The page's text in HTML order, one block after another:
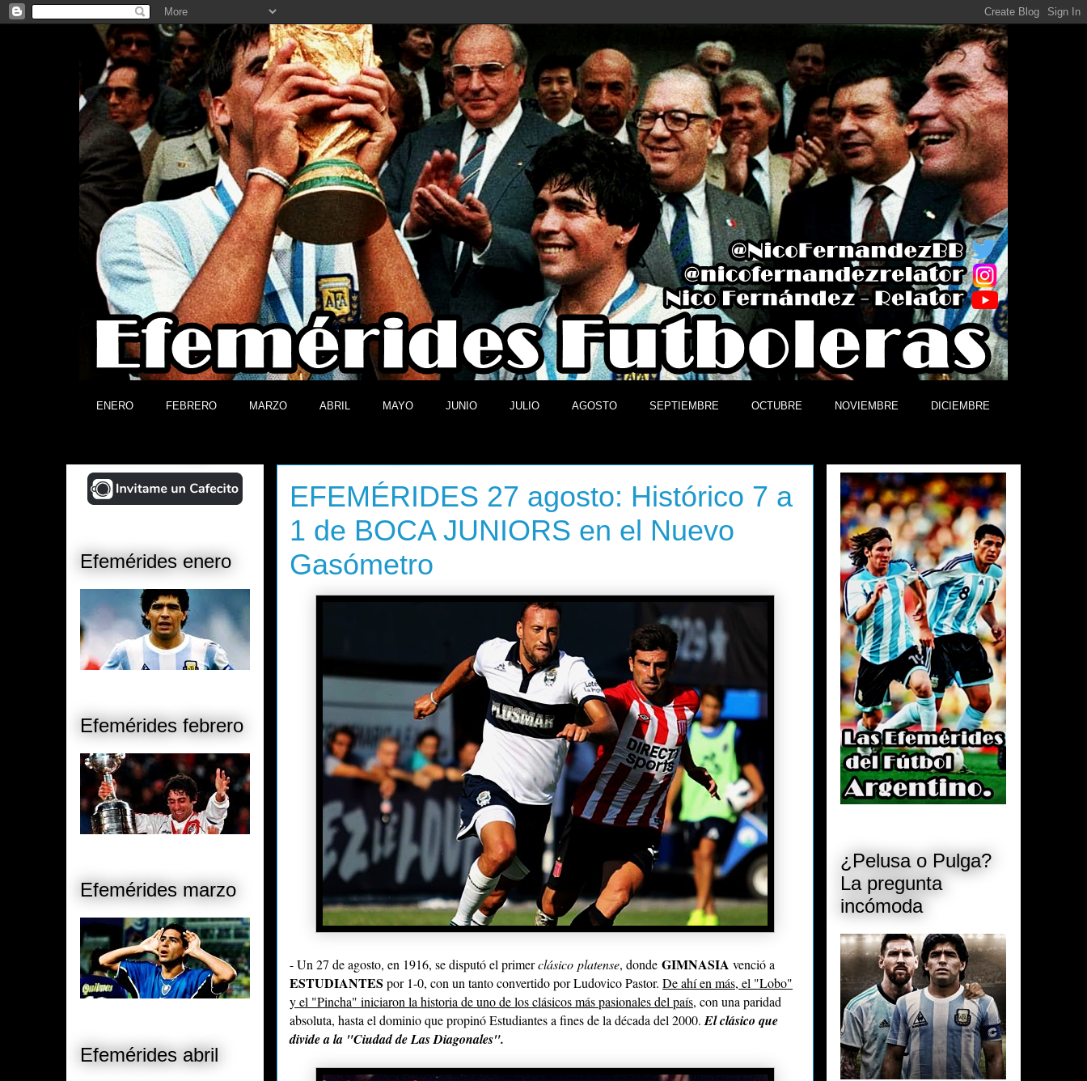
ENERO FEBRERO MARZO ABRIL MAYO JUNIO JULIO AGOSTO SEPTIEMBRE OCTUBRE NOVIEMBRE DICIEMBRE
EFEMÉRIDES 27 agosto: Histórico 7 a
1 de BOCA JUNIORS en el Nuevo
Gasómetro
- Un 27 de agosto, en 1916, se disputó el primerclásico platense, donde GIMNASIA venció a
ESTUDIANTES por 1-0, con un tanto convertido por Ludovico Pastor. De ahí en más, el "Lobo"
y el "Pincha" iniciaron la historia de uno de los clásicos más pasionales del país, con una paridad
absoluta, hasta el dominio que propinó Estudiantes a fines de la década del 2000. El clásico que
divide a la "Ciudad de Las Diagonales".
Efemérides enero
Efemérides febrero
Efemérides marzo
Efemérides abril
¿Pelusa o Pulga?
La pregunta
incómoda